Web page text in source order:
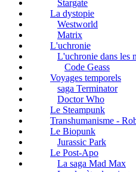
Stargate
La dystopie
Westworld
Matrix
L'uchronie
L'uchronie dans les
Code Geass
Voyages temporels
saga Terminator
Doctor Who
Le Steampunk
Transhumanisme -
Le Biopunk
Jurassic Park
Le Post-Apo
La saga Mad Max